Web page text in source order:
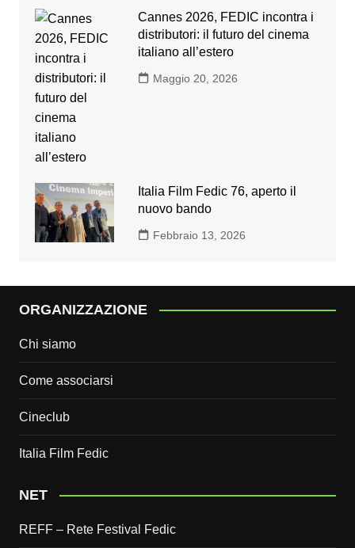
Cannes 2026, FEDIC incontra i
distributori: il futuro del cinema
italiano all’estero
Maggio 20, 2026
Italia Film Fedic 76, aperto il
nuovo bando
Febbraio 13, 2026
ORGANIZZAZIONE
Chi siamo
Come associarsi
Cineclub
Italia Film Fedic
NET
REFF – Rete Festival Fedic